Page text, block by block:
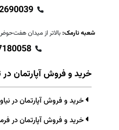
شعبه نارمک: بالاتر از میدان
خرید و فروش آپارتمان در
خرید و فروش آپارتمان در
خرید و فروش آپارتمان در